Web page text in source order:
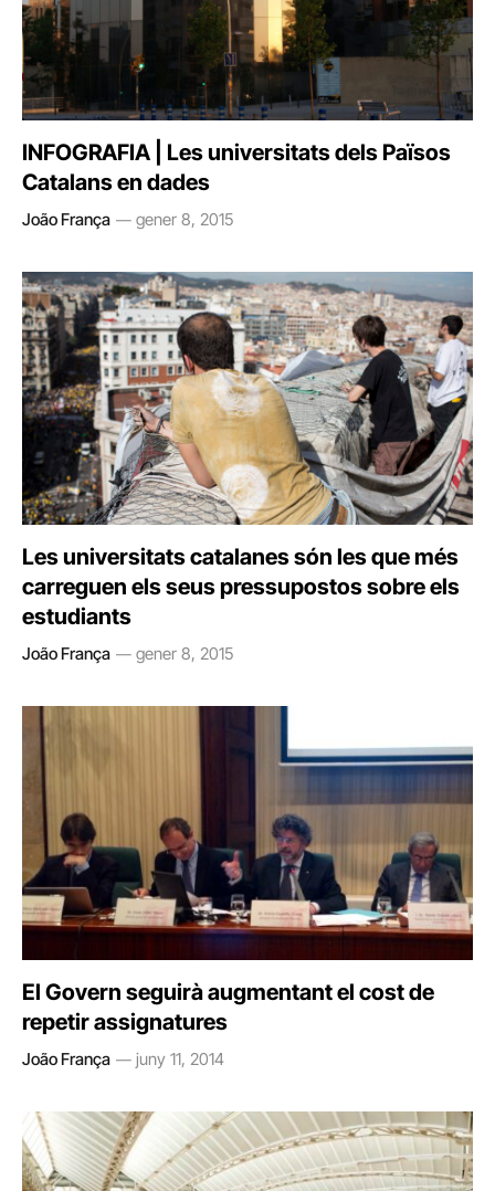
INFOGRAFIA | Les universitats dels Països
Catalans en dades
João França gener 8, 2015
Les universitats catalanes són les que més
carreguen els seus pressupostos sobre els
estudiants
João França gener 8, 2015
El Govern seguirà augmentant el cost de
repetir assignatures
João França juny 11, 2014